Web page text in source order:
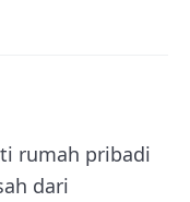
rumah pribadi
dari